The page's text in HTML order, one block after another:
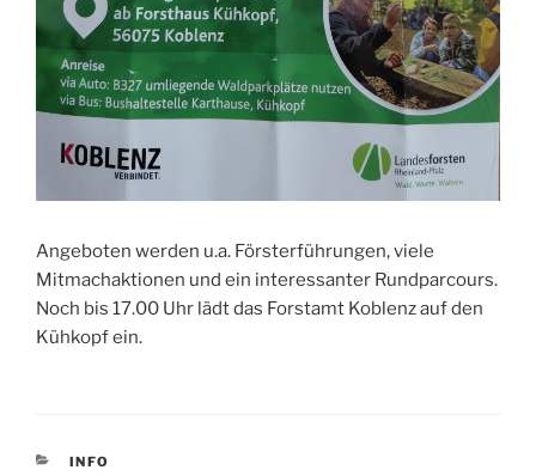
Angeboten werden u.a. Försterführungen, viele
Mitmachaktionen und ein interessanter Rundparcours.
Noch bis 17.00 Uhr lädt das Forstamt Koblenz auf den
Kühkopf ein.
KATEGORIEN
INFO